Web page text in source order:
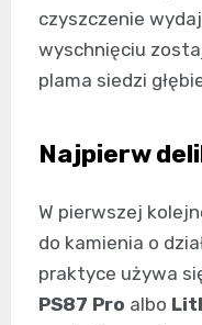
czyszczenie
wyschnięciu
plama siedzi
Najpierw
W pierwszej
do kamienia o
praktyce używa
PS87 Pro albo